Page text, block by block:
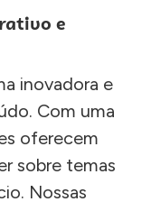
e
inovadora e
Com uma
oferecem
sobre temas
Nossas